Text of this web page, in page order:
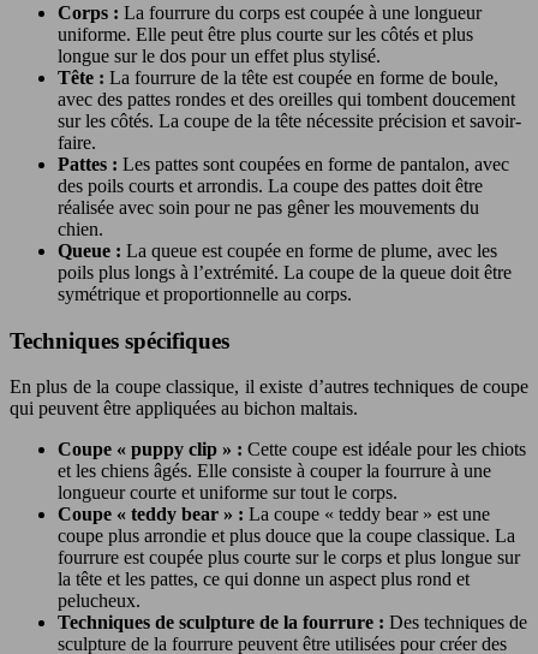
Corps : La fourrure du corps est coupée à une longueur
uniforme. Elle peut être plus courte sur les côtés et plus
longue sur le dos pour un effet plus stylisé.
Tête : La fourrure de la tête est coupée en forme de boule,
avec des pattes rondes et des oreilles qui tombent doucement
sur les côtés. La coupe de la tête nécessite précision et savoir-
faire.
Pattes : Les pattes sont coupées en forme de pantalon, avec
des poils courts et arrondis. La coupe des pattes doit être
réalisée avec soin pour ne pas gêner les mouvements du
chien.
Queue : La queue est coupée en forme de plume, avec les
poils plus longs à l’extrémité. La coupe de la queue doit être
symétrique et proportionnelle au corps.
Techniques spécifiques
En plus de la coupe classique, il existe d’autres techniques de coupe
qui peuvent être appliquées au bichon maltais.
Coupe « puppy clip » : Cette coupe est idéale pour les chiots
et les chiens âgés. Elle consiste à couper la fourrure à une
longueur courte et uniforme sur tout le corps.
Coupe « teddy bear » : La coupe « teddy bear » est une
coupe plus arrondie et plus douce que la coupe classique. La
fourrure est coupée plus courte sur le corps et plus longue sur
la tête et les pattes, ce qui donne un aspect plus rond et
pelucheux.
Techniques de sculpture de la fourrure : Des techniques de
sculpture de la fourrure peuvent être utilisées pour créer des